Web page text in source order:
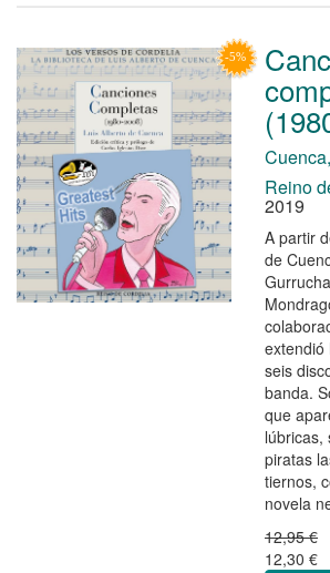
Reino
2019
A partir
de
extendió
seis
banda.
que
lúbricas,
piratas
tiernos,
novela
12,95 €
12,30 €